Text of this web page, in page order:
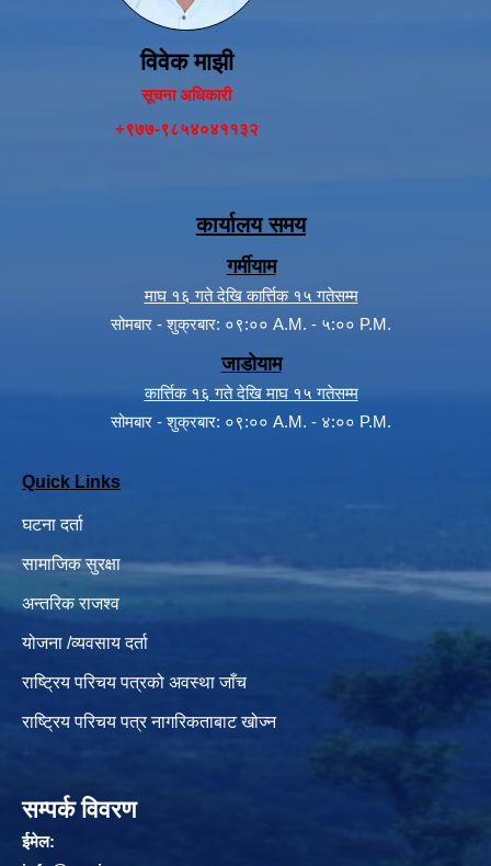
विवेक माझी
सूचना अधिकारी
+९७७-९८५४०४११३२
कार्यालय समय
गर्मीयाम
माघ १६ गते देखि कार्त्तिक १५ गतेसम्म
सोमबार - शुक्रबार: ०९:०० A.M. - ५:०० P.M.
जाडोयाम
कार्त्तिक १६ गते देखि माघ १५ गतेसम्म
सोमबार - शुक्रबार: ०९:०० A.M. - ४:०० P.M.
Quick Links
घटना दर्ता
सामाजिक सुरक्षा
अन्तरिक राजश्व
योजना /व्यवसाय दर्ता
राष्ट्रिय परिचय पत्रको अवस्था जाँच
राष्ट्रिय परिचय पत्र नागरिकताबाट खोज्न
सम्पर्क विवरण
ईमेल: